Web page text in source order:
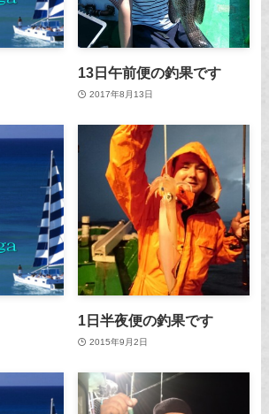
13日午前便の釣果です
2017年8月13日
1日半夜便の釣果です
2015年9月2日